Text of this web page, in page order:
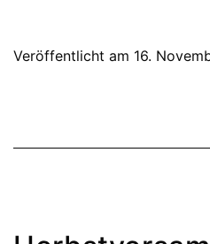
Veröffentlicht am 16.